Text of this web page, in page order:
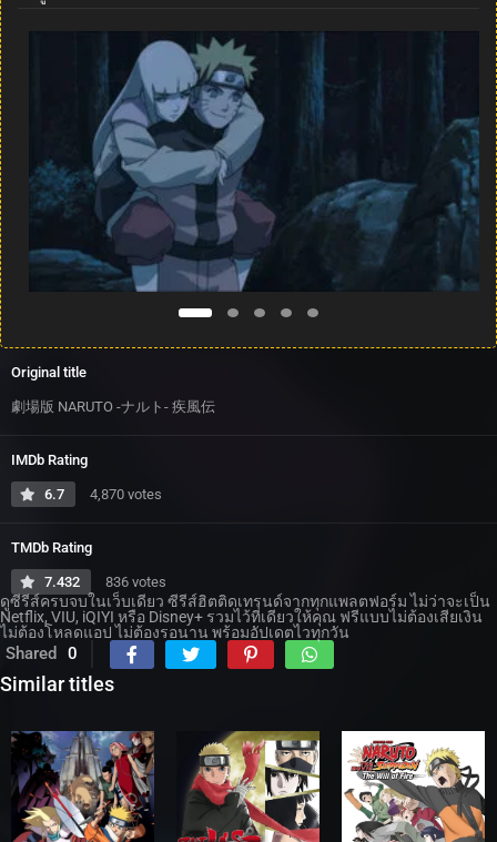
Original title
劇場版 NARUTO -ナルト- 疾風伝
IMDb Rating
6.7 4,870 votes
TMDb Rating
7.432 836 votes
ดูซีรีส์ครบจบในเว็บเดียว ซีรีส์ฮิตติดเทรนด์จากทุกแพลตฟอร์ม ไม่ว่าจะเป็น
Netflix, VIU, iQIYI หรือ Disney+ รวมไว้ที่เดียวให้คุณ ฟรีแบบไม่ต้องเสียเงิน
ไม่ต้องโหลดแอป ไม่ต้องรอนาน พร้อมอัปเดตไวทุกวัน
Shared 0
Similar titles